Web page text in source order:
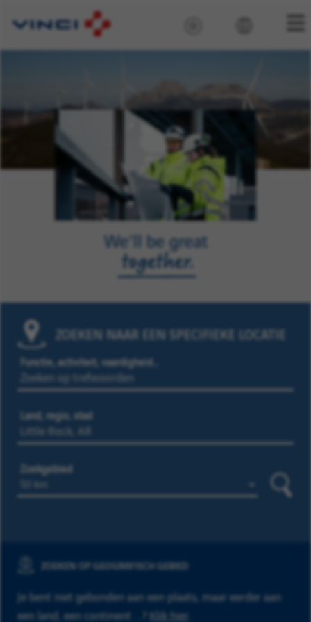
ZOEKEN NAAR EEN SPECIFIEKE LOCATIE
Functie, activiteit, vaardigheid…
Land, regio, stad
Zoekgebied
ZOEKEN OP GEOGRAFISCH GEBIED
Je bent niet gebonden aan een plaats, maar eerder aan
een land, een continent ...? Klik hier